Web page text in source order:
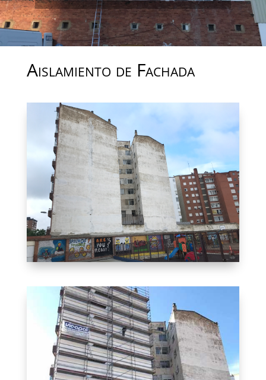
Aislamiento de Fachada